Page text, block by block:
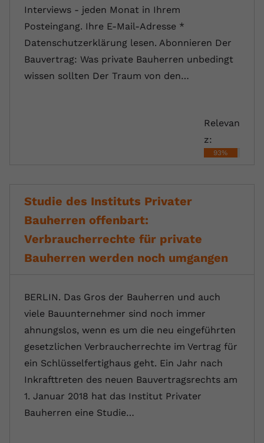
Interviews - jeden Monat in Ihrem
Posteingang. Ihre E-Mail-Adresse *
Datenschutzerklärung lesen. Abonnieren Der
Bauvertrag: Was private Bauherren unbedingt
wissen sollten Der Traum von den…
Relevan
z:
93%
Studie des Instituts Privater
Bauherren offenbart:
Verbraucherrechte für private
Bauherren werden noch umgangen
BERLIN. Das Gros der Bauherren und auch
viele Bauunternehmer sind noch immer
ahnungslos, wenn es um die neu eingeführten
gesetzlichen Verbraucherrechte im Vertrag für
ein Schlüsselfertighaus geht. Ein Jahr nach
Inkrafttreten des neuen Bauvertragsrechts am
1. Januar 2018 hat das Institut Privater
Bauherren eine Studie…